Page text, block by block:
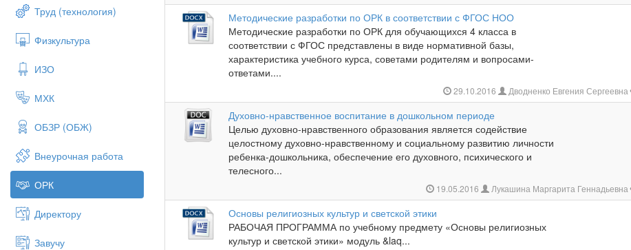
Труд (технология)
Физкультура
ИЗО
МХК
ОБЗР (ОБЖ)
Внеурочная работа
ОРК
Директору
Завучу
Методические разработки по ОРК в соответствии с ФГОС НОО
Методические разработки по ОРК для обучающихся 4 класса в
соответствии с ФГОС представлены в виде нормативной базы,
характеристика учебного курса, советами родителям и вопросами-
ответами....
29.10.2016 Дводненко Евгения Сергеевна
Духовно-нравственное воспитание в дошкольном периоде
Целью духовно-нравственного образования является содействие
целостному духовно-нравственному и социальному развитию личности
ребенка-дошкольника, обеспечение его духовного, психического и
телесного...
19.05.2016 Лукашина Маргарита Геннадьевна
Основы религиозных культур и светской этики
РАБОЧАЯ ПРОГРАММА по учебному предмету «Основы религиозных
культур и светской этики» модуль &laq...